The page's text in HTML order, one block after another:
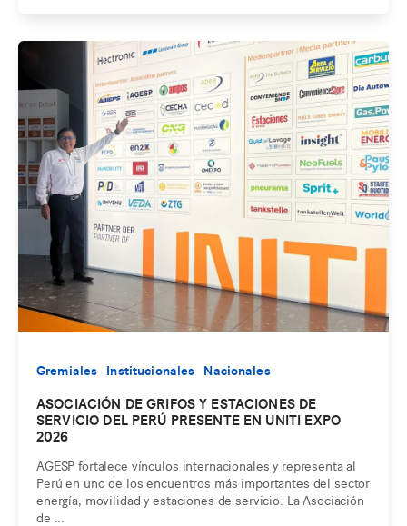
Gremiales Institucionales Nacionales
ASOCIACIÓN DE GRIFOS Y ESTACIONES DE
SERVICIO DEL PERÚ PRESENTE EN UNITI EXPO
2026
AGESP fortalece vínculos internacionales y representa al
Perú en uno de los encuentros más importantes del sector
energía, movilidad y estaciones de servicio. La Asociación
de ...